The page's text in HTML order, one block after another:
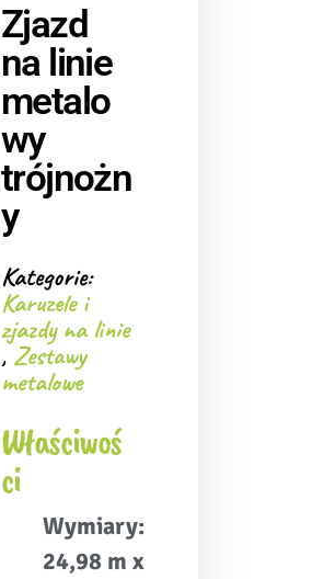
Zjazd
na linie
metalo
wy
trójnożn
y
Kategorie:
Karuzele i
zjazdy na linie
,Zestawy
metalowe
Właściwoś
ci
Wymiary:
24,98 m x